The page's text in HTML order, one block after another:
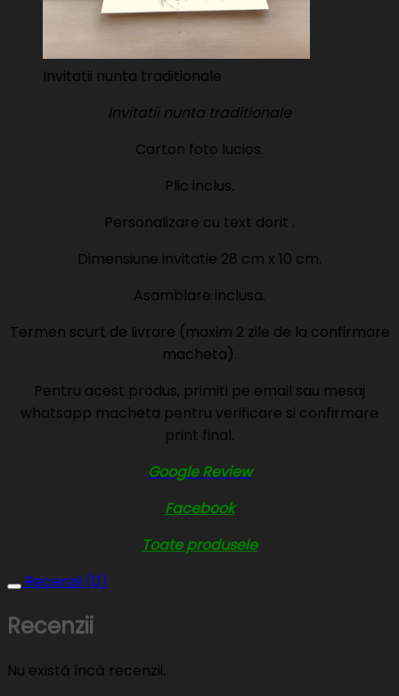
Invitatii nunta traditionale
Invitatii nunta traditionale
Carton foto lucios.
Plic inclus.
Personalizare cu text dorit .
Dimensiune invitatie 28 cm x 10 cm.
Asamblare inclusa.
Termen scurt de livrare (maxim 2 zile de la confirmare
macheta).
Pentru acest produs, primiti pe email sau mesaj
whatsapp macheta pentru verificare si confirmare
print final.
Google Review
Facebook
Toate produsele
Recenzii (0)
Recenzii
Nu există încă recenzii.